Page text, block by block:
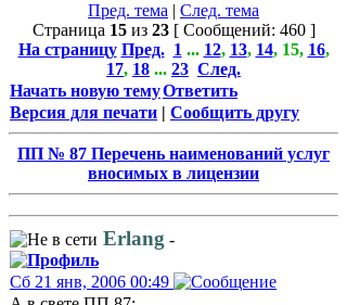
Пред. тема | След. тема
Страница 15из 23[ Сообщений: 460 ]
На страницу Пред. 1 ... 12, 13, 14, 15, 16,
17, 18 ... 23 След.
Начать новую темуОтветить
Версия для печати | Сообщить другу
ПП № 87 Перечень наименований услуг
вносимых в лицензии
Erlang -
Сб 21 янв, 2006 00:49